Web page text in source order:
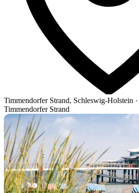
Timmendorfer Strand, Schleswig-Holstein ·
Timmendorfer Strand